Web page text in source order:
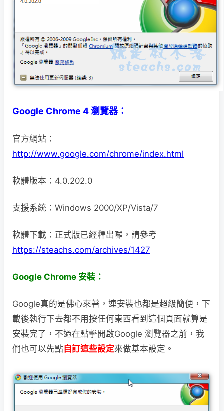
Google Chrome 4 瀏覽器：
官方網站：
http://www.google.com/chrome/index.html
軟體版本：4.0.202.0
支援系統：Windows 2000/XP/Vista/7
軟體下載：正式版已經釋出囉，請參考
https://steachs.com/archives/1427
Google Chrome 安裝：
Google真的是佛心來著，連安裝也都是超級簡便，下
載後執行下去都不用按任何東西看到這個頁面就算是
安裝完了，不過在點擊開啟Google 瀏覽器之前，我
們也可以先點自訂這些設定來做基本設定。